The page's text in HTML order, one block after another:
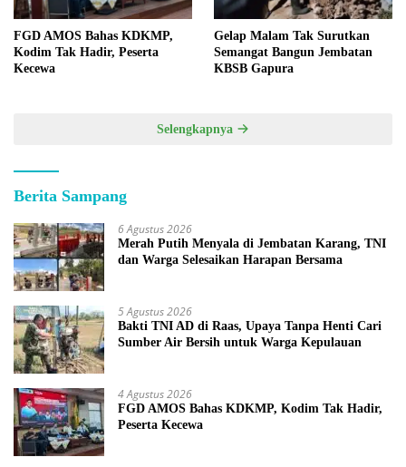
FGD AMOS Bahas KDKMP,
Kodim Tak Hadir, Peserta
Kecewa
Gelap Malam Tak Surutkan
Semangat Bangun Jembatan
KBSB Gapura
Selengkapnya
Berita Sampang
6 Agustus 2026
Merah Putih Menyala di Jembatan Karang, TNI
dan Warga Selesaikan Harapan Bersama
5 Agustus 2026
Bakti TNI AD di Raas, Upaya Tanpa Henti Cari
Sumber Air Bersih untuk Warga Kepulauan
4 Agustus 2026
FGD AMOS Bahas KDKMP, Kodim Tak Hadir,
Peserta Kecewa